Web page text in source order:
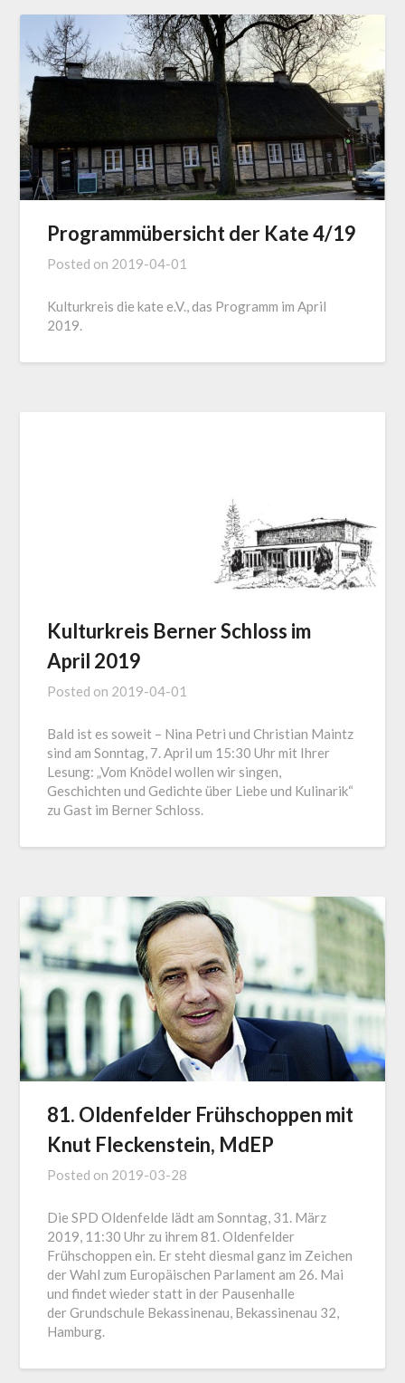
Programmübersicht der Kate 4/19
Posted on 2019-04-01
Kulturkreis die kate e.V., das Programm im April
2019.
Kulturkreis Berner Schloss im
April 2019
Posted on 2019-04-01
Bald ist es soweit – Nina Petri und Christian Maintz
sind am Sonntag, 7. April um 15:30 Uhr mit Ihrer
Lesung: „Vom Knödel wollen wir singen,
Geschichten und Gedichte über Liebe und Kulinarik“
zu Gast im Berner Schloss.
81. Oldenfelder Frühschoppen mit
Knut Fleckenstein, MdEP
Posted on 2019-03-28
Die SPD Oldenfelde lädt am Sonntag, 31. März
2019, 11:30 Uhr zu ihrem 81. Oldenfelder
Frühschoppen ein. Er steht diesmal ganz im Zeichen
der Wahl zum Europäischen Parlament am 26. Mai
und findet wieder statt in der Pausenhalle
der Grundschule Bekassinenau, Bekassinenau 32,
Hamburg.